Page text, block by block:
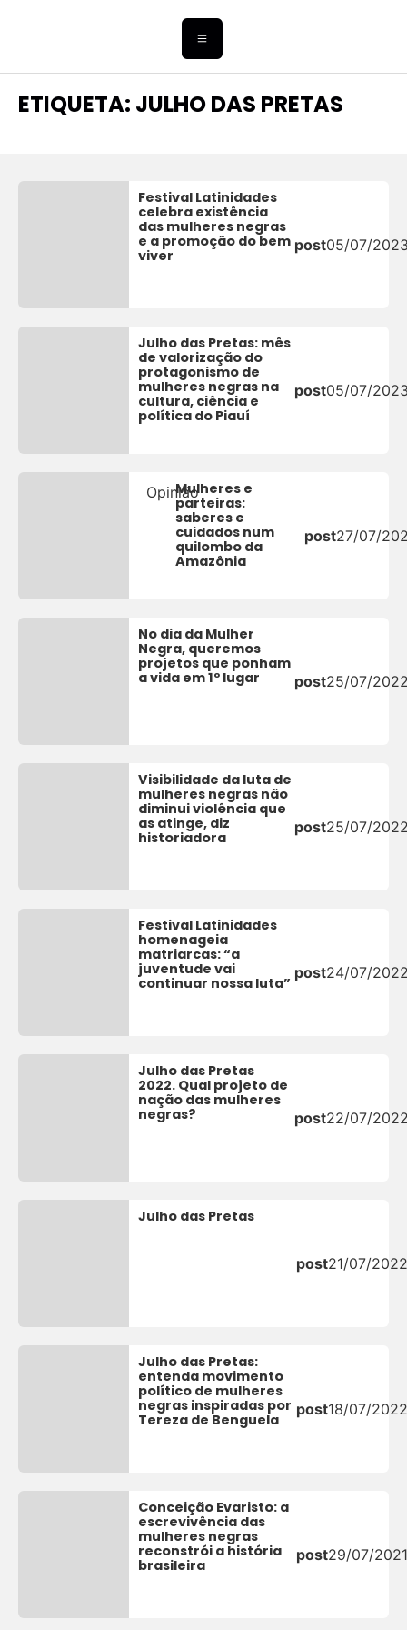
ETIQUETA: JULHO DAS PRETAS
Festival Latinidades
celebra existência
das mulheres negras
e a promoção do bem
viver
post05/07/
Julho das Pretas: mês
de valorização do
protagonismo de
mulheres negras na
cultura, ciência e
política do Piauí
post05/07/
OpiniãoMulheres e
parteiras:
saberes e
cuidados num
quilombo da
Amazônia
post27/07/
No dia da Mulher
Negra, queremos
projetos que ponham
a vida em 1º lugar
post25/07/
Visibilidade da luta de
mulheres negras não
diminui violência que
as atinge, diz
historiadora
post25/07/
Festival Latinidades
homenageia
matriarcas: “a
juventude vai
continuar nossa luta”
post24/07/
Julho das Pretas
2022. Qual projeto de
nação das mulheres
negras?
post22/07/
Julho das Pretas
post21/07/2022
Julho das Pretas:
entenda movimento
político de mulheres
negras inspiradas por
Tereza de Benguela
post18/07/2022
Conceição Evaristo: a
escrevivência das
mulheres negras
reconstrói a história
brasileira
post29/07/2021